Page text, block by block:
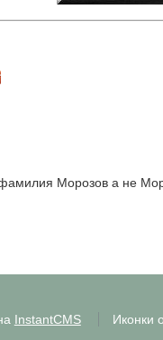
Морозов а не
InstantCMS Иконки